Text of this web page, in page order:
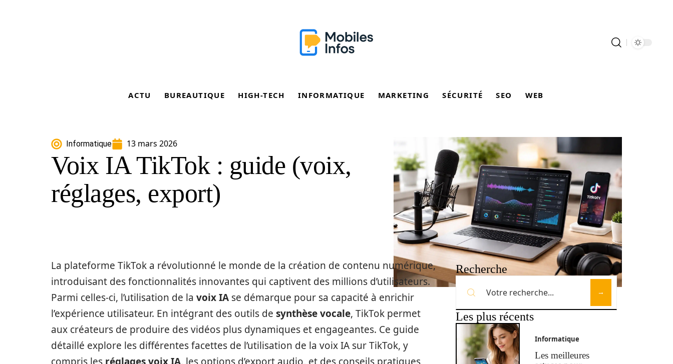
ACTU BUREAUTIQUE HIGH-TECH INFORMATIQUE MARKETING SÉCURITÉ SEO WEB
Informatique 13 mars 2026
Voix IA TikTok : guide (voix,
réglages, export)
La plateforme TikTok a révolutionné le monde de la création de contenu numérique,
introduisant des fonctionnalités innovantes qui captivent des millions d’utilisateurs.
Parmi celles-ci, l’utilisation de la voix IA se démarque pour sa capacité à enrichir
l’expérience utilisateur. En intégrant des outils de synthèse vocale, TikTok permet
aux créateurs de produire des vidéos plus dynamiques et engageantes. Ce guide
détaillé explore les différentes facettes de l’utilisation de la voix IA sur TikTok, y
Recherche
Les plus récents
Informatique
Les meilleures